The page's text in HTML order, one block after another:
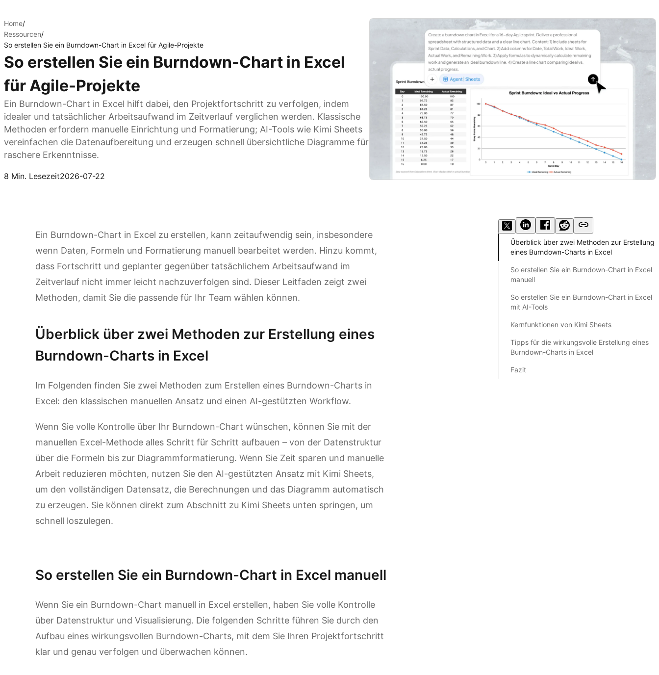
Home/
Ressourcen/
So erstellen Sie ein Burndown-Chart in Excel für Agile-Projekte
So erstellen Sie ein Burndown-Chart in Excel
für Agile-Projekte
Ein Burndown-Chart in Excel hilft dabei, den Projektfortschritt zu verfolgen, indem
idealer und tatsächlicher Arbeitsaufwand im Zeitverlauf verglichen werden. Klassische
Methoden erfordern manuelle Einrichtung und Formatierung; AI-Tools wie Kimi Sheets
vereinfachen die Datenaufbereitung und erzeugen schnell übersichtliche Diagramme für
raschere Erkenntnisse.
8 Min. Lesezeit2026-07-22
Ein Burndown-Chart in Excel zu erstellen, kann zeitaufwendig sein, insbesondere
wenn Daten, Formeln und Formatierung manuell bearbeitet werden. Hinzu kommt,
dass Fortschritt und geplanter gegenüber tatsächlichem Arbeitsaufwand im
Zeitverlauf nicht immer leicht nachzuverfolgen sind. Dieser Leitfaden zeigt zwei
Methoden, damit Sie die passende für Ihr Team wählen können.
Überblick über zwei Methoden zur Erstellung eines
Burndown-Charts in Excel
Im Folgenden finden Sie zwei Methoden zum Erstellen eines Burndown-Charts in
Excel: den klassischen manuellen Ansatz und einen AI-gestützten Workflow.
Wenn Sie volle Kontrolle über Ihr Burndown-Chart wünschen, können Sie mit der
manuellen Excel-Methode alles Schritt für Schritt aufbauen – von der Datenstruktur
über die Formeln bis zur Diagrammformatierung. Wenn Sie Zeit sparen und manuelle
Arbeit reduzieren möchten, nutzen Sie den AI-gestützten Ansatz mit Kimi Sheets,
um den vollständigen Datensatz, die Berechnungen und das Diagramm automatisch
zu erzeugen. Sie können direkt zum Abschnitt zu Kimi Sheets unten springen, um
schnell loszulegen.
So erstellen Sie ein Burndown-Chart in Excel manuell
Wenn Sie ein Burndown-Chart manuell in Excel erstellen, haben Sie volle Kontrolle
über Datenstruktur und Visualisierung. Die folgenden Schritte führen Sie durch den
Aufbau eines wirkungsvollen Burndown-Charts, mit dem Sie Ihren Projektfortschritt
klar und genau verfolgen und überwachen können.
Überblick über zwei Methoden zur Erstellung
eines Burndown-Charts in Excel
So erstellen Sie ein Burndown-Chart in Excel
manuell
So erstellen Sie ein Burndown-Chart in Excel
mit AI-Tools
Kernfunktionen von Kimi Sheets
Tipps für die wirkungsvolle Erstellung eines
Burndown-Charts in Excel
Fazit